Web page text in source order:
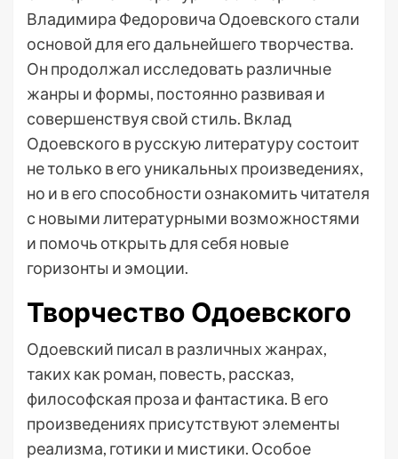
Владимира Федоровича Одоевского стали
основой для его дальнейшего творчества.
Он продолжал исследовать различные
жанры и формы, постоянно развивая и
совершенствуя свой стиль. Вклад
Одоевского в русскую литературу состоит
не только в его уникальных произведениях,
но и в его способности ознакомить читателя
с новыми литературными возможностями
и помочь открыть для себя новые
горизонты и эмоции.
Творчество Одоевского
Одоевский писал в различных жанрах,
таких как роман, повесть, рассказ,
философская проза и фантастика. В его
произведениях присутствуют элементы
реализма, готики и мистики. Особое